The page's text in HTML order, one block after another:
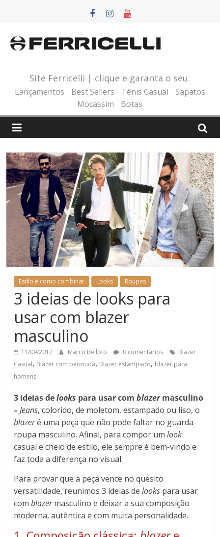
conteúdo
Site Ferricelli | clique e garanta o seu.
Lançamentos Best Sellers Tênis Casual
Sapatos
Mocassim
Botas
Estilo e como combinar Looks Roupas
3 ideias de looks para
usar com blazer
masculino
11/09/2017 Marco Belloto 0 comentários
Blazer
Casual, Blazer com bermuda, Blazer estampado, blazer para
homens
3 ideias delooks para usar comblazermasculino
– Jeans, colorido, de moletom, estampado ou liso, o
blazeré uma peça que não pode faltar no guarda-
roupa masculino. Afinal, para compor umlook
casual e cheio de estilo, ele sempre é bem-vindo e
faz toda a diferença no visual.
Para provar que a peça vence no quesito
versatilidade, reunimos 3 ideias delooks para usar
comblazermasculino e deixar a sua composição
moderna, autêntica e com muita personalidade.